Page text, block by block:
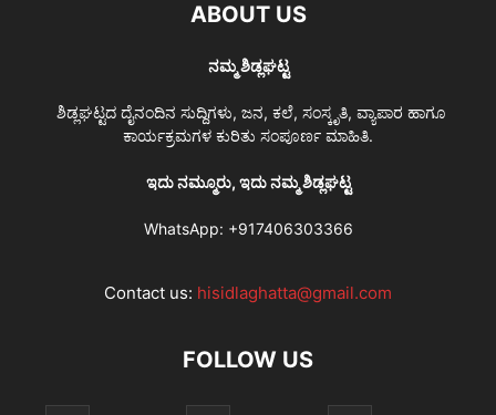
ABOUT US
ನಮ್ಮ ಶಿಡ್ಲಘಟ್ಟ
ಶಿಡ್ಲಘಟ್ಟದ ದೈನಂದಿನ ಸುದ್ದಿಗಳು, ಜನ, ಕಲೆ, ಸಂಸ್ಕೃತಿ, ವ್ಯಾಪಾರ ಹಾಗೂ
ಕಾರ್ಯಕ್ರಮಗಳ ಕುರಿತು ಸಂಪೂರ್ಣ ಮಾಹಿತಿ.
ಇದು ನಮ್ಮೂರು, ಇದು ನಮ್ಮ ಶಿಡ್ಲಘಟ್ಟ
WhatsApp: +917406303366
Contact us: hisidlaghatta@gmail.com
FOLLOW US